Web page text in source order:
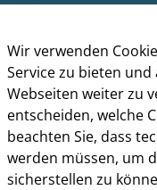
51311 Leverkusen
Telefon: +49 (0)214
Telefax: +49 (0)214
Öffnungszeiten
Wir verwenden
Service zu bieten und
Webseiten weiter zu
entscheiden, welche
beachten Sie, dass
werden müssen, um
sicherstellen zu